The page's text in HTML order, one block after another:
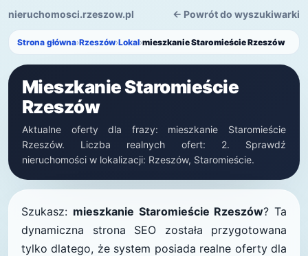
nieruchomosci.rzeszow.pl ← Powrót do wyszukiwarki
Strona główna›Rzeszów›Lokal›mieszkanie Staromieście Rzeszów
Mieszkanie Staromieście
Rzeszów
Aktualne oferty dla frazy: mieszkanie Staromieście
Rzeszów. Liczba realnych ofert: 2. Sprawdź
nieruchomości w lokalizacji: Rzeszów, Staromieście.
Szukasz: mieszkanie Staromieście Rzeszów? Ta
dynamiczna strona SEO została przygotowana
tylko dlatego, że system posiada realne oferty dla